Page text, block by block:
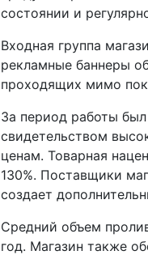
состоянии и
Входная группа
рекламные баннеры
проходящих мимо
За период работы
свидетельством
ценам. Товарная
130%. Поставщики
создает
Средний объем
год. Магазин также